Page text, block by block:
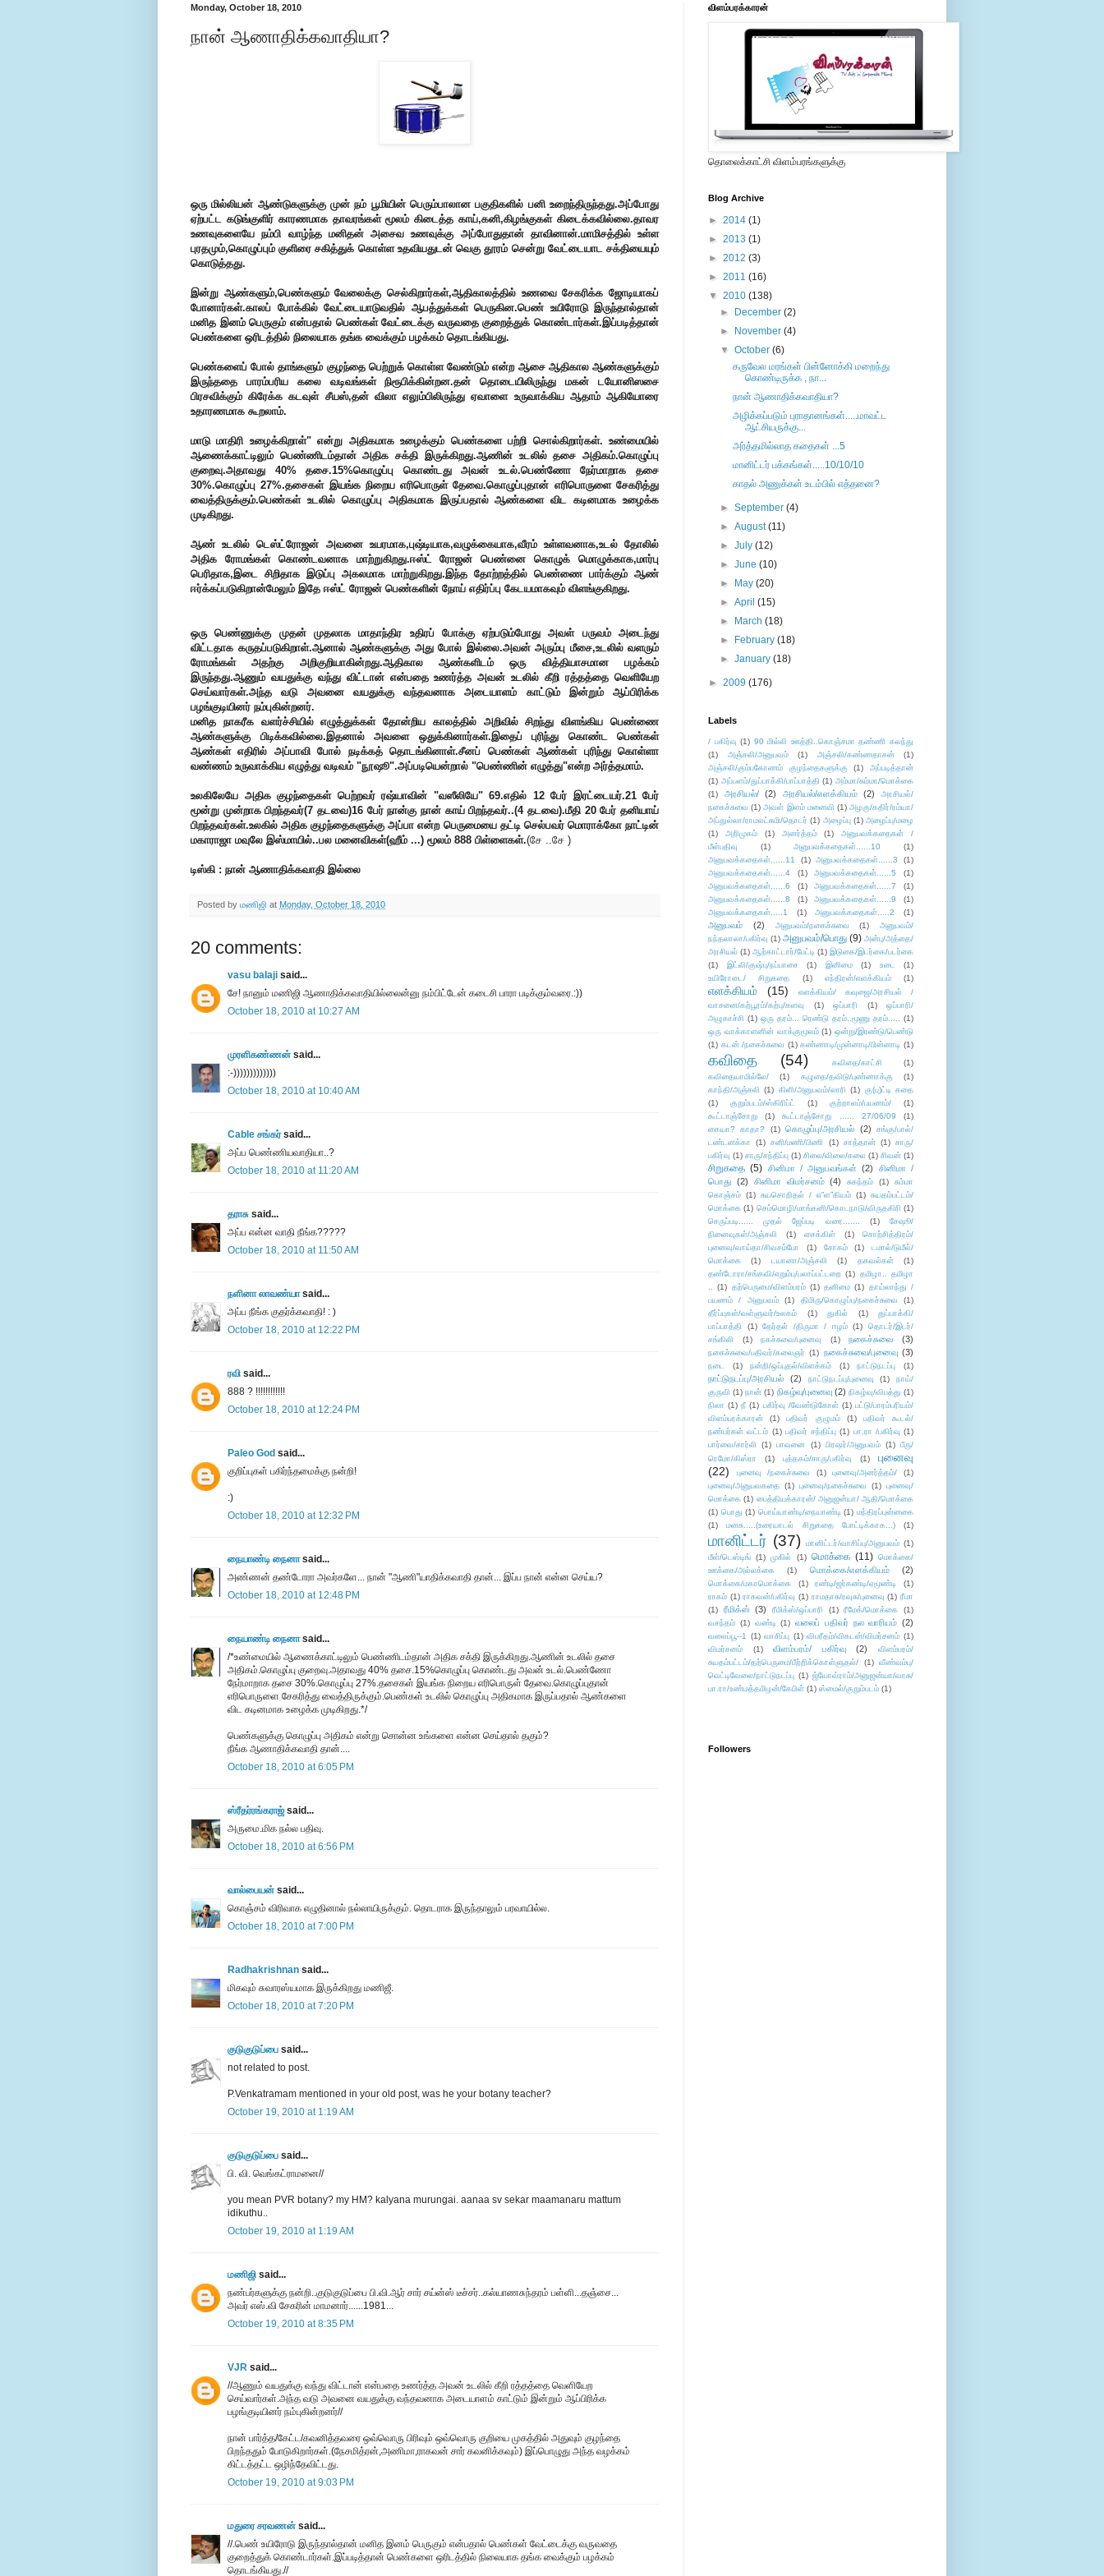
Monday, October 18, 2010
நான் ஆணாதிக்கவாதியா?
ஒரு மில்லியன் ஆண்டுகளுக்கு முன் நம் பூமியின் பெரும்பாலான பகுதிகளில் பனி உறைந்திருந்தது.அப்போது
ஏற்பட்ட கடுங்குளிர் காரணமாக தாவரங்கள் மூலம் கிடைத்த காய்,கனி,கிழங்குகள் கிடைக்கவில்லை.தாவர
உணவுகளையே நம்பி வாழ்ந்த மனிதன் அசைவ உணவுக்கு அப்போதுதான் தாவினான்.மாமிசத்தில் உள்ள
புரதமும்,கொழுப்பும் குளிரை சகித்துக் கொள்ள உதவியதுடன் வெகு தூரம் சென்று வேட்டையாட சக்தியையும்
கொடுத்தது.
இன்று ஆண்களும்,பெண்களும் வேலைக்கு செல்கிறார்கள்,ஆதிகாலத்தில் உணவை சேகரிக்க ஜோடியாகப்
போனார்கள்.காலப் போக்கில் வேட்டையாடுவதில் ஆபத்துக்கள் பெருகின.பெண் உயிரோடு இருந்தால்தான்
மனித இனம் பெருகும் என்பதால் பெண்கள் வேட்டைக்கு வருவதை குறைத்துக் கொண்டார்கள்.இப்படித்தான்
பெண்களை ஒரிடத்தில் நிலையாக தங்க வைக்கும் பழக்கம் தொடங்கியது.
பெண்களைப் போல் தாங்களும் குழந்தை பெற்றுக் கொள்ள வேண்டும் என்ற ஆசை ஆதிகால ஆண்களுக்கும்
இருந்ததை பாரம்பரிய கலை வடிவங்கள் நிரூபிக்கின்றன.தன் தொடையிலிருந்து மகன் டயோனிஸசை
பிரசவிக்கும் கிரேக்க கடவுள் சீயஸ்,தன் விலா எலும்பிலிருந்து ஏவாளை உருவாக்கிய ஆதாம் ஆகியோரை
உதாரணமாக கூறலாம்.
மாடு மாதிரி உழைக்கிறாள்" என்று அதிகமாக உழைக்கும் பெண்களை பற்றி சொல்கிறார்கள். உண்மையில்
ஆணைக்காட்டிலும் பெண்ணிடம்தான் அதிக சக்தி இருக்கிறது.ஆணின் உடலில் தசை அதிகம்.கொழுப்பு
குறைவு.அதாவது 40% தசை.15%கொழுப்பு கொண்டது அவன் உடல்.பெண்ணோ நேர்மாறாக தசை
30%.கொழுப்பு 27%.தசைகள் இயங்க நிறைய எரிபொருள் தேவை.கொழுப்புதான் எரிபொருளை சேகரித்து
வைத்திருக்கும்.பெண்கள் உடலில் கொழுப்பு அதிகமாக இருப்பதால் ஆண்களை விட கடினமாக உழைக்க
முடிகிறது.
ஆண் உடலில் டெஸ்ட்ரோஜன் அவனை உயரமாக,புஷ்டியாக,வழுக்கையாக,வீரம் உள்ளவனாக,உடல் தோலில்
அதிக ரோமங்கள் கொண்டவனாக மாற்றுகிறது.ஈஸ்ட் ரோஜன் பெண்னை கொழுக் மொழுக்காக,மார்பு
பெரிதாக,இடை சிறிதாக இடுப்பு அகலமாக மாற்றுகிறது.இந்த தோற்றத்தில் பெண்ணை பார்க்கும் ஆண்
ஈர்க்கப்படுகிறான்மேலும் இதே ஈஸ்ட் ரோஜன் பெண்களின் நோய் எதிர்ப்பு கேடயமாகவும் விளங்குகிறது.
ஒரு பெண்ணுக்கு முதன் முதலாக மாதாந்திர உதிரப் போக்கு ஏற்படும்போது அவள் பருவம் அடைந்து
விட்டதாக கருதப்படுகிறாள்.ஆனால் ஆண்களுக்கு அது போல் இல்லை.அவன் அரும்பு மீசை,உடலில் வளரும்
ரோமங்கள் அதற்கு அறிகுறியாகின்றது.ஆதிகால ஆண்களிடம் ஒரு வித்தியாசமான பழக்கம்
இருந்தது.ஆணும் வயதுக்கு வந்து விட்டான் என்பதை உணர்த்த அவன் உடலில் கீறி ரத்தத்தை வெளியேற
செய்வார்கள்.அந்த வடு அவனை வயதுக்கு வந்தவனாக அடையாளம் காட்டும் இன்றும் ஆப்பிரிக்க
பழங்குடியினர் நம்புகின்றனர்.
மனித நாகரீக வளர்ச்சியில் எழுத்துக்கள் தோன்றிய காலத்தில் அறிவில் சிறந்து விளங்கிய பெண்ணை
ஆண்களுக்கு பிடிக்கவில்லை.இதனால் அவளை ஒதுக்கினார்கள்.இதைப் புரிந்து கொண்ட பெண்கள்
ஆண்கள் எதிரில் அப்பாவி போல் நடிக்கத் தொடங்கினாள்.சீனப் பெண்கள் ஆண்கள் புரிந்து கொள்ளா
வண்ணம் உருவாக்கிய எழுத்து வடிவம் "நூஷூ".அப்படியென்றால் "பெண்ணின் எழுத்து"என்ற அர்த்தமாம்.
உலகிலேயே அதிக குழந்தைகள் பெற்றவர் ரஷ்யாவின் "வஸீலியே" 69.எதில் 12 பேர் இரட்டையர்.21 பேர்
மூன்று முன்றாக பிறந்தவர்(7 தடவை)16 பேர் நான்கு நான் காய் பிறந்தவர்..(4 தடவை).மீதி 20 பேர் தனியாய்
பிறந்தவர்கள்.உலகில் அதிக குழந்தைகளுக்கு அப்பா என்ற பெருமையை தட்டி செல்பவர் மொராக்கோ நாட்டின்
மகாராஜா மவுலே இஸ்மாயில்..பல மனைவிகள்(ஹீம் ...) மூலம் 888 பிள்ளைகள்.(சே ..சே )
டிஸ்கி : நான் ஆணாதிக்கவாதி இல்லை
Posted by மணிஜி at Monday, October 18, 2010
20 comments:
vasu balaji said...
சே! நானும் மணிஜி ஆணாதிக்கவாதியில்லைன்னு நம்பிட்டேன் கடைசி பாரா படிக்கும்வரை.:))
October 18, 2010 at 10:27 AM
முரளிகண்ணன் said...
:-)))))))))))))
October 18, 2010 at 10:40 AM
Cable சங்கர்said...
அப்ப பெண்ணியவாதியா..?
October 18, 2010 at 11:20 AM
தராசு said...
அப்ப என்ன வாதி நீங்க?????
October 18, 2010 at 11:50 AM
நளினா லாவண்யாsaid...
அப்ப நீங்க குதர்க்கவாதி! :‍‍ ‍)
October 18, 2010 at 12:22 PM
ரவி said...
888 ? !!!!!!!!!!!!
October 18, 2010 at 12:24 PM
Paleo God said...
குறிப்புகள் பகிர்ந்தமைக்கு நன்றி!
:)
October 18, 2010 at 12:32 PM
நையாண்டி நைனாsaid...
அண்ணன் தண்டோரா அவர்களே... நான் "ஆணி"யாதிக்கவாதி தான்... இப்ப நான் என்ன செய்ய?
October 18, 2010 at 12:48 PM
நையாண்டி நைனாsaid...
/*உண்மையில் ஆணைக்காட்டிலும் பெண்ணிடம்தான் அதிக சக்தி இருக்கிறது.ஆணின் உடலில் தசை
அதிகம்.கொழுப்பு குறைவு.அதாவது 40% தசை.15%கொழுப்பு கொண்டது அவன் உடல்.பெண்ணோ
நேர்மாறாக தசை 30%.கொழுப்பு 27%.தசைகள் இயங்க நிறைய எரிபொருள் தேவை.கொழுப்புதான்
எரிபொருளை சேகரித்து வைத்திருக்கும்.பெண்கள் உடலில் கொழுப்பு அதிகமாக இருப்பதால் ஆண்களை
விட கடினமாக உழைக்க முடிகிறது.*/
பெண்களுக்கு கொழுப்பு அதிகம் என்று சொன்ன உங்களை என்ன செய்தால் தகும்?
நீங்க ஆணாதிக்கவாதி தான்....
October 18, 2010 at 6:05 PM
ஸ்ரீதர்ரங்கராஜ்said...
அருமை.மிக நல்ல பதிவு.
October 18, 2010 at 6:56 PM
வால்பையன் said...
கொஞ்சம் விரிவாக எழுதினால் நல்லாயிருக்கும். தொடராக இருந்தாலும் பரவாயில்ல.
October 18, 2010 at 7:00 PM
Radhakrishnan said...
மிகவும் சுவாரஸ்யமாக இருக்கிறது மணிஜீ.
October 18, 2010 at 7:20 PM
குடுகுடுப்பை said...
not related to post.
P.Venkatramam mentioned in your old post, was he your botany teacher?
October 19, 2010 at 1:19 AM
குடுகுடுப்பை said...
பி. வி. வெங்கட்ராமனை//
you mean PVR botany? my HM? kalyana murungai. aanaa sv sekar maamanaru mattum
idikuthu..
October 19, 2010 at 1:19 AM
மணிஜி said...
நண்பர்களுக்கு நன்றி..குடுகுடுப்பை பி.வி.ஆர் சார் சய்ன்ஸ் டீச்சர்..கல்யாணசுந்தரம் பள்ளி...தஞ்சை...
அவர் எஸ்.வி சேகரின் மாமனார்......1981...
October 19, 2010 at 8:35 PM
VJR said...
//ஆணும் வயதுக்கு வந்து விட்டான் என்பதை உணர்த்த அவன் உடலில் கீறி ரத்தத்தை வெளியேற
செய்வார்கள்.அந்த வடு அவனை வயதுக்கு வந்தவனாக அடையாளம் காட்டும் இன்றும் ஆப்பிரிக்க
பழங்குடியினர் நம்புகின்றனர்//
நான் பார்த்த/கேட்ட/கவனித்தவரை ஒவ்வொரு பிரிவும் ஒவ்வொரு குறியை முகத்தில் அதுவும் குழந்தை
பிறந்ததும் போடுகிறார்கள்.(நேசமித்ரன்,அணிமா,ராகவன் சார் கவனிக்கவும்) இப்பொழுது அந்த வழக்கம்
கிட்டத்தட்ட ஒழிந்தேவிட்டது.
October 19, 2010 at 9:03 PM
மதுரை சரவணன் said...
//.பெண் உயிரோடு இருந்தால்தான் மனித இனம் பெருகும் என்பதால் பெண்கள் வேட்டைக்கு வருவதை
குறைத்துக் கொண்டார்கள்.இப்படித்தான் பெண்களை ஒரிடத்தில் நிலையாக தங்க வைக்கும் பழக்கம்
தொடங்கியது.//
விளம்பரக்காரன்
தொலைக்காட்சி விளம்பரங்களுக்கு
Blog Archive
► 2014 (1)
► 2013 (1)
► 2012 (3)
► 2011 (16)
▼ 2010 (138)
►
December(2)
►
November(4)
▼October(6)
கருவேல மரங்கள் பின்னோக்கி மறைந்து
கொண்டிருக்க , நா...
நான் ஆணாதிக்கவாதியா?
அழிக்கப்படும் புராதானங்கள்.....மாவட்ட
ஆட்சியருக்கு...
அர்த்தமில்லாத கதைகள் ...5
மானிட்டர் பக்கங்கள்.....10/10/10
காதல் அணுக்கள் உடம்பில் எத்தனை?
►September(4)
►August(11)
►July(12)
►June(10)
►
May(20)
►April(15)
►
March(18)
►
February(18)
►January(18)
► 2009 (176)
Labels
/ பகிர்வு (1) 90 மில்லி ஊத்தி..கொஞ்சமா தண்ணி கலந்து
(1)
அஞ்சலி/அனுபவம் (1) அஞ்சலி/கண்ணதாசன்
(1)
அஞ்சலி/கும்பகோணம் குழந்தைகளுக்கு
(1)
அப்படித்தான்
(1) அப்பளம்/துப்பாக்கி/பாப்பாத்தி (1) அம்மா/சும்மா/மொக்கை
(1)
அரசியல்/ (2) அரசியல்/எளக்கியம் (2)
அரசியல்/
நகைச்சுவை (1) அவள் இளம் மனைவி (1) அழகு/கதிர்/ரம்யா/
அப்துல்லா/ராமலட்சுமி/தொடர் (1) அழைப்பு (1) அழைப்பு/மழை
(1)
அறிமுகம் (1) அனர்த்தம் (1)
அனுபவக்கதைகள் /
மீள்பதிவு
(1) அனுபவக்கதைகள்......10
(1)
அனுபவக்கதைகள்......11
(1) அனுபவக்கதைகள்......3
(1)
அனுபவக்கதைகள்......4
(1) அனுபவக்கதைகள்......5
(1)
அனுபவக்கதைகள்......6
(1) அனுபவக்கதைகள்......7
(1)
அனுபவக்கதைகள்......8
(1) அனுபவக்கதைகள்......9
(1)
அனுபவக்கதைகள்.....1
(1) அனுபவக்கதைகள்.....2 (1)
அனுபவம் (2) அனுபவம்/நகைச்சுவை (1)
அனுபவம்/
நந்தலாலா/பகிர்வு (1) அனுபவம்/பொது (9) அன்பு/அத்தை/
அரசியல் (1) ஆற்காட்டார்/பேட்டி (1) இடுகை/இடர்கை/படர்கை
(1)
இட்லி/குஷ்பு/நப்பாசை (1) இனிமை (1) உடை
(1)
உயிரோடை/ சிறுகதை
(1) எந்திரன்/எளக்கியம் (1)
எளக்கியம் (15)
எளக்கியம்/ கவுஜை/அரசியல் /
வாசனை/கற்பூரம்/கற்பு/களவு
(1) ஒப்பாரி (1)
ஒப்பாரி/
அழுகாச்சி (1) ஒரு தரம்... ரெண்டு தரம்..மூணு தரம்..... (1)
ஒரு வாக்காளனின் வாக்குமூலம் (1) ஒன்று/இரண்டு/பெண்டு
(1) கடன் /நகைச்சுவை (1) கண்ணாடி/முன்னாடி/பின்னாடி (1)
கவிதை (54) கவிதை/காட்சி
(1)
கவிதையாமில்லே/
(1) கழுதை/தவிடு/புண்ணாக்கு
(1)
காந்தி/அஞ்சலி (1) கிளி/அனுபவம்/லாரி (1) கு(பு)ட்டி கதை
(1)
குறும்படம்/ஸ்கிரிப்ட் (1) குற்றாலம்/பயணம்/
(1)
கூட்டாஞ்சோறு
(1) கூட்டாஞ்சோறு ...... 27/06/09
(1)
கையா? காதா?
(1) கொழுப்பு/அரசியல் (2)
சங்கு/பால்/
டண்டனக்கா
(1) சனி/மணி/பிணி (1) சாத்தான் (1) சாரு/
பகிர்வு (1) சாரு/சந்திப்பு (1) சிலை/விலை/கலை (1) சிவன் (1)
சிறுகதை (5) சினிமா / அனுபவங்கள் (2)
சினிமா /
பொது (2) சினிமா விமர்சனம் (4) சுகந்தம் (1)
சும்மா
கொஞ்சம் (1) சுயசொறிதல் / எ”ள”கியம் (1) சுயதம்பட்டம்/
மொக்கை (1) செம்மொழி/மாங்கனி/கொடநாடு/விருதகிரி (1)
செருப்படி...... முதல் ஜேப்படி வரை.......
(1)
சேஷூ/
நினைவுகள்/அஞ்சலி
(1) சைக்கிள் (1)
சொற்சித்திரம்/
புனைவு/வாய்தா/சிவசம்போ
(1) சோகம் (1)
டமால்/டுமீல்/
மொக்கை
(1) டயானா/அஞ்சலி (1) தகவல்கள்
(1)
தண்டோரா/சங்கவி/எறும்பு/பலாப்பட்டறை (1) தமிழா.. தமிழா
.. (1) தற்பெருமை/விளம்பரம் (1) தனிமை (1) தாய்லாந்து /
பயணம் / அனுபவம்
(1) திமிரு/கொழுப்பு/நகைச்சுவை
(1)
தீர்ப்புகள்/வள்ளுவர்/உலகம்
(1) துகில் (1)
துப்பாக்கி/
பாப்பாத்தி
(1) தேர்தல் /திருமா / ஈழம் (1)
தொடர்/இடர்/
சங்கிலி
(1) நகச்சுவை/புனைவு (1) நகைச்சுவை (3)
நகைச்சுவை/பதிவர்/கலைஞர் (1) நகைச்சுவை/புனைவு (3)
நடை (1) நன்றி/ஒப்புதல்/விளக்கம் (1) நாட்டுநடப்பு (1)
நாட்டுநடப்பு/அரசியல் (2) நாட்டுநடப்பு/புனைவு (1)
நாய்/
குருவி (1) நான் (1) நிகழ்வு/புனைவு (2) நிகழ்வு/விபத்து (1)
நிலா (1) நீ (1) பகிர்வு /வேண்டுகோள் (1) பட்டு/பாரம்பரியம்/
விளம்பரக்காரன்
(1) பதிவர் குழுமம் (1)
பதிவர் கூடல்/
நண்பர்கள் வட்டம் (1) பதிவர் சந்திப்பு (1) பா.ரா /பகிர்வு (1)
பார்வை/சார்லி
(1) பாவனை (1) பிரஷர்/அனுபவம் (1) பீரு/
ரெமோ/கிஸ்ரா
(1) புத்தகம்/சாரு/பகிர்வு (1)
புனைவு
(22)
புனைவு /நகைச்சுவை (1) புனைவு/அனர்த்தம்/
(1)
புனைவு/அனுபவகதை (1) புனைவு/நகைச்சுவை (1) புனைவு/
மொக்கை (1) பைத்தியக்காரன்/ அனுஜன்யா/ ஆதி/மொக்கை
(1) பொது (1) பொய்யாண்டி/நையாண்டி (1) மந்திரப்புன்னகை
(1)
மனசு.....(உரையாடல் சிறுகதை போட்டிக்காக...) (1)
மானிட்டர் (37) மானிட்டர்/வாசிப்பு/அனுபவம் (1)
மீள்/டெஸ்டிங் (1) முகில் (1) மொக்கை (11) மொக்கை/
ஊக்கை/அல்லக்கை
(1) மொக்கை/எளக்கியம் (2)
மொக்கை/மகாமொக்கை (1) ரண்டி/ஜர்கண்டி/ஏமூண்டி
(1)
ராகம் (1) ராகவன்/பகிர்வு (1) ராமதாசு/ரவுசு/புனைவு (1) ரீமா
(1)
ரீமிக்ஸ் (3) ரீமிக்ஸ்/ஒப்பாரி (1) ரீமேக்/மொக்கை
(1)
வசந்தம் (1) வண்டி (1) வலைப் பதிவர் நல வாரியம் (2)
வலைப்பூ--1 (1) வாசிப்பு (1) விபரீதம்/விகடன்/விமர்சனம் (1)
விமர்சனம்
(1) விளம்பரம்/ பகிர்வு (2)
விளம்பரம்/
சுயதம்பட்டம்/தற்பெருமை/பீற்றிக்கொள்ளுதல்/
(1) வீண்வம்பு/
வெட்டிவேலை/நாட்டுநடப்பு (1) ஜ்யோவ்ராம்/அனுஜன்யா/வாசு/
பா.ரா/உண்மத்தமிழன்/கேபிள் (1) ஸ்மைல்/குறும்படம் (1)
Followers